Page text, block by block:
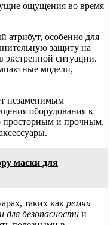
ощущения во время
атрибут, особенно для
защиту на
экстренной ситуации.
модели,
незаменимым
оборудования к
просторным и прочным,
маски для
таких как ремни
для безопасности и